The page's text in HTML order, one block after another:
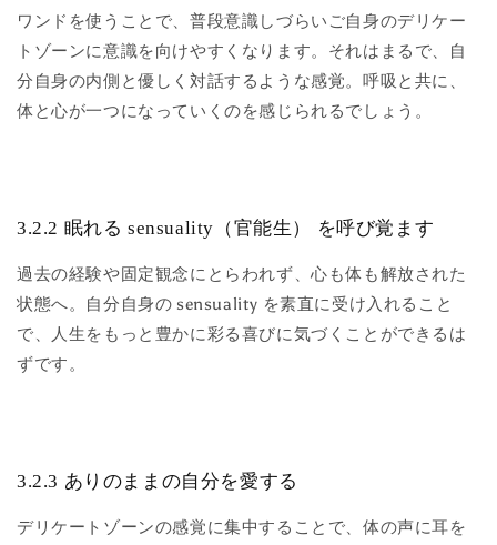
ワンドを使うことで、普段意識しづらいご自身のデリケー
トゾーンに意識を向けやすくなります。それはまるで、自
分自身の内側と優しく対話するような感覚。呼吸と共に、
体と心が一つになっていくのを感じられるでしょう。
3.2.2 眠れる sensuality（官能生） を呼び覚ます
過去の経験や固定観念にとらわれず、心も体も解放された
状態へ。自分自身の sensuality を素直に受け入れること
で、人生をもっと豊かに彩る喜びに気づくことができるは
ずです。
3.2.3 ありのままの自分を愛する
デリケートゾーンの感覚に集中することで、体の声に耳を